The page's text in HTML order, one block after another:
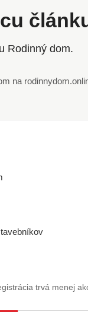
Rodinný dom.
na
trvá menej